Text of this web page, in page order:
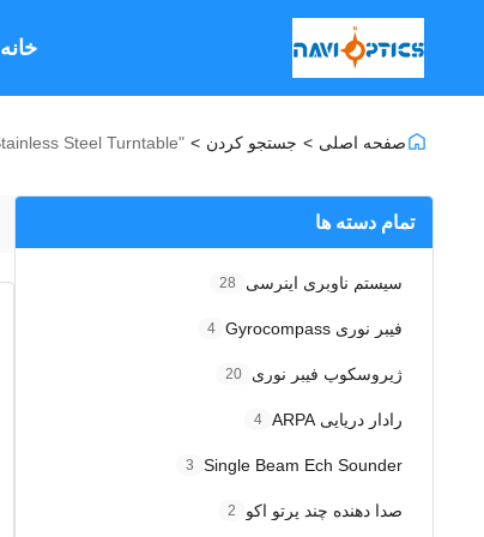
خانه
صفحه اصلی > جستجو کردن >
"320mm Stainless Steel Turntable"
تمام دسته ها
سیستم ناوبری اینرسی 28
فیبر نوری Gyrocompass 4
ژیروسکوپ فیبر نوری 20
رادار دریایی ARPA 4
Single Beam Ech Sounder
3
صدا دهنده چند پرتو اکو 2